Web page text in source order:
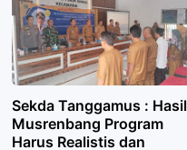
Sekda Tanggamus : Hasil
Musrenbang Program
Harus Realistis dan